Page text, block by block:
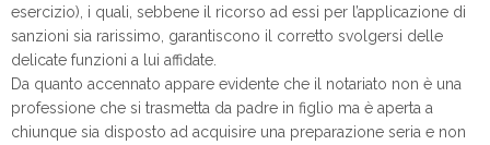
esercizio), i quali, sebbene il ricorso ad essi per l’applicazione di
sanzioni sia rarissimo, garantiscono il corretto svolgersi delle
delicate funzioni a lui affidate.
Da quanto accennato appare evidente che il notariato non è una
professione che si trasmetta da padre in figlio ma è aperta a
chiunque sia disposto ad acquisire una preparazione seria e non